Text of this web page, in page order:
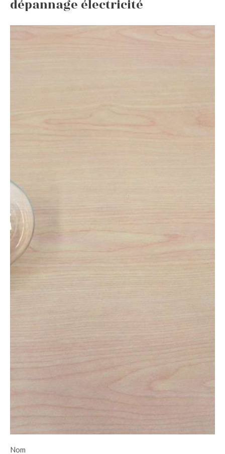
dépannage électricité
Nom